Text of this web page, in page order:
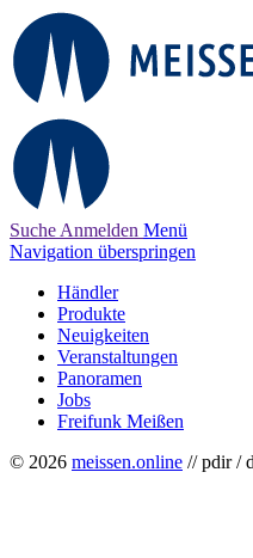
Suche Anmelden Menü
Navigation überspringen
Händler
Produkte
Neuigkeiten
Veranstaltungen
Panoramen
Jobs
Freifunk Meißen
© 2026 meissen.online // pdir /